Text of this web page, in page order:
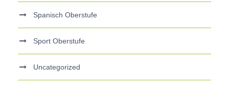
Spanisch Oberstufe
Sport Oberstufe
Uncategorized